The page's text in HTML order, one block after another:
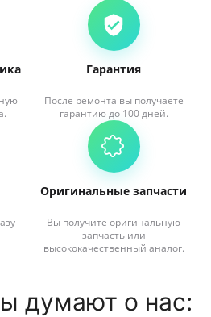
Гарантия
После ремонта вы получаете
гарантию до 100 дней.
Оригинальные запчасти
Вы получите оригинальную
запчасть или
высококачественный аналог.
думают о нас: